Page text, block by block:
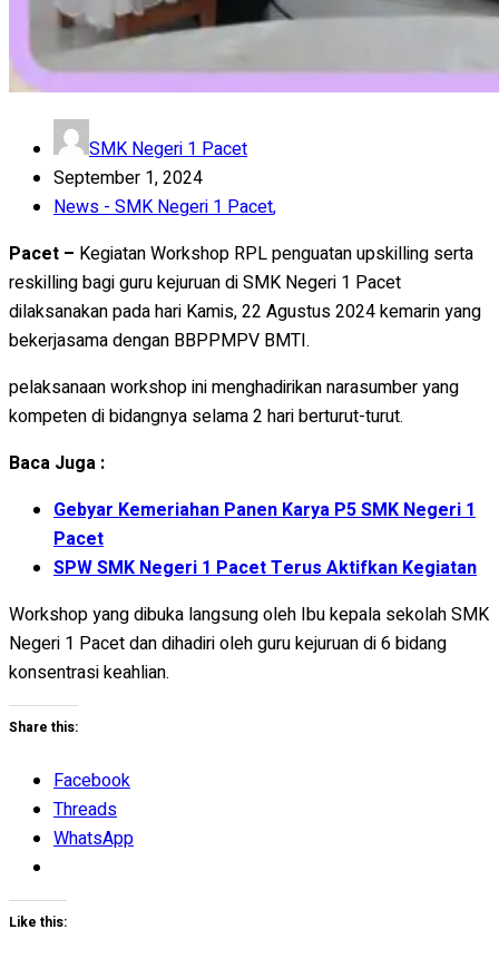
SMK Negeri 1 Pacet
September 1, 2024
News - SMK Negeri 1 Pacet,
Pacet – Kegiatan Workshop RPL penguatan upskilling serta
reskilling bagi guru kejuruan di SMK Negeri 1 Pacet
dilaksanakan pada hari Kamis, 22 Agustus 2024 kemarin yang
bekerjasama dengan BBPPMPV BMTI.
pelaksanaan workshop ini menghadirikan narasumber yang
kompeten di bidangnya selama 2 hari berturut-turut.
Baca Juga :
Gebyar Kemeriahan Panen Karya P5 SMK Negeri 1
Pacet
SPW SMK Negeri 1 Pacet Terus Aktifkan Kegiatan
Workshop yang dibuka langsung oleh Ibu kepala sekolah SMK
Negeri 1 Pacet dan dihadiri oleh guru kejuruan di 6 bidang
konsentrasi keahlian.
Share this:
Facebook
Threads
WhatsApp
Like this: